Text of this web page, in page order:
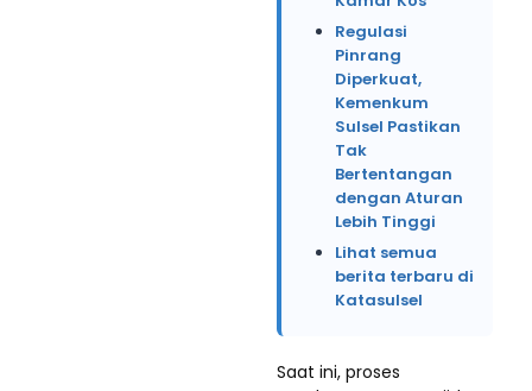
Regulasi
Pinrang
Diperkuat,
Kemenkum
Sulsel Pastikan
Tak
Bertentangan
dengan Aturan
Lebih Tinggi
Lihat semua
berita terbaru di
Katasulsel
Saat ini, proses